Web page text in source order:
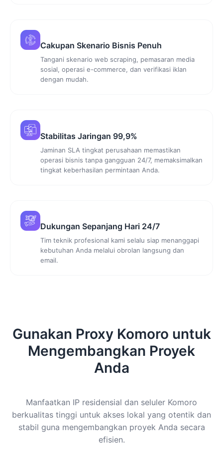
Cakupan Skenario Bisnis Penuh
Tangani skenario web scraping, pemasaran media
sosial, operasi e-commerce, dan verifikasi iklan
dengan mudah.
Stabilitas Jaringan 99,9%
Jaminan SLA tingkat perusahaan memastikan
operasi bisnis tanpa gangguan 24/7, memaksimalkan
tingkat keberhasilan permintaan Anda.
Dukungan Sepanjang Hari 24/7
Tim teknik profesional kami selalu siap menanggapi
kebutuhan Anda melalui obrolan langsung dan
email.
Gunakan Proxy Komoro untuk
Mengembangkan Proyek
Anda
Manfaatkan IP residensial dan seluler Komoro
berkualitas tinggi untuk akses lokal yang otentik dan
stabil guna mengembangkan proyek Anda secara
efisien.